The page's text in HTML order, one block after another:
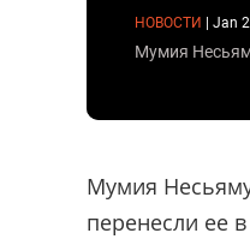
НОВОСТИ | Jan
Мумия
Мумия
перенесли ее